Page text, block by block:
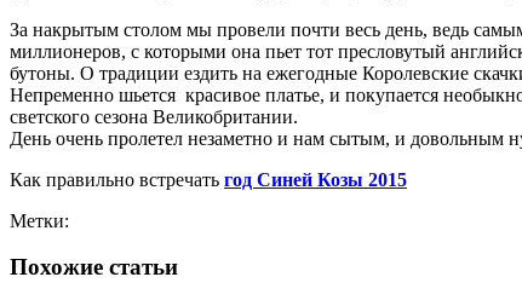
За накрытым столом мы провели почти весь день, ведь
миллионеров, с которыми она пьет тот пресловутый
бутоны. О традиции ездить на ежегодные Королевские
Непременно шьется красивое платье, и покупается
светского сезона Великобритании.
День очень пролетел незаметно и нам сытым, и довольным
Как правильно встречать год Синей Козы 2015
Метки:
Похожие статьи